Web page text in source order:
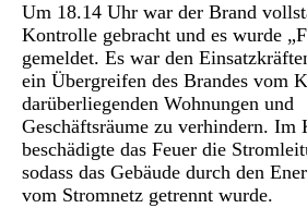
Um 18.14 Uhr war der Brand
Kontrolle gebracht und es wurde
gemeldet. Es war den
ein Übergreifen des Brandes vom
darüberliegenden Wohnungen und
Geschäftsräume zu verhindern. Im
beschädigte das Feuer die
sodass das Gebäude durch den
vom Stromnetz getrennt wurde.